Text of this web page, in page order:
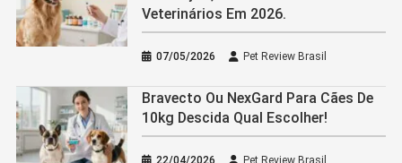
Veterinários Em 2026.
07/05/2026 Pet Review Brasil
Bravecto Ou NexGard Para Cães De
10kg Descida Qual Escolher!